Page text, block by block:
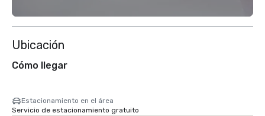
Ubicación
Cómo llegar
Estacionamiento en el área
Servicio de estacionamiento gratuito